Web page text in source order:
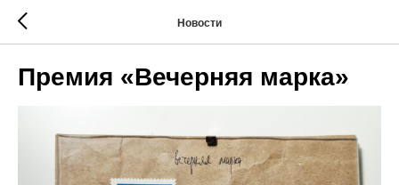
Новости
Премия «Вечерняя марка»